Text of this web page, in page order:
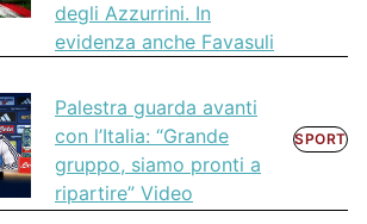
degli Azzurrini. In
evidenza anche Favasuli
Palestra guarda avanti
con l’Italia: “Grande
gruppo, siamo pronti a
ripartire” Video
SPORT